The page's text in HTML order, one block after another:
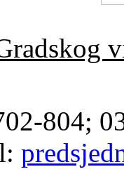
804;